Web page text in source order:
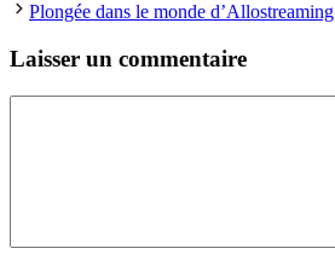
Plongée dans le monde d’Allostreaming
Laisser un commentaire